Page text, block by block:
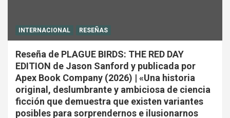
INTERNACIONAL RESEÑAS
Reseña de PLAGUE BIRDS: THE RED DAY
EDITION de Jason Sanford y publicada por
Apex Book Company (2026) | «Una historia
original, deslumbrante y ambiciosa de ciencia
ficción que demuestra que existen variantes
posibles para sorprendernos e ilusionarnos